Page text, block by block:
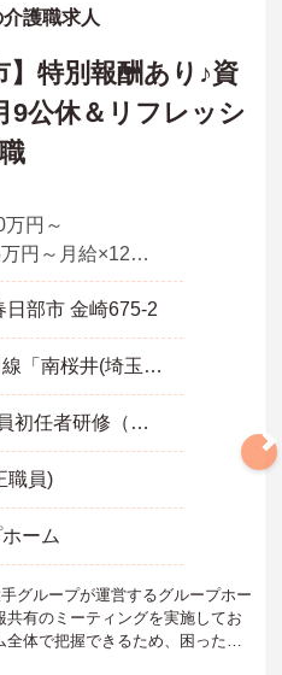
護職求人
】特別報酬あり♪資
公休＆リフレッシ
万円～
年収 325万円～月給×12ヶ月
日部市 金崎675-2
東武野田線「南桜井(埼玉)駅」徒歩15分
■介護職員初任者研修（ヘルパー2級）以上 いずれか必須
職員)
ーム
グループが運営するグループホー
有のミーティングを実施してお
体で把握できるため、困った時